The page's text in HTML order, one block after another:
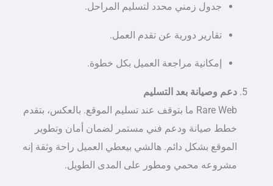
جدول زمني محدد لتسليم المراحل.
تقارير دورية عن تقدم العمل.
إمكانية مراجعة العميل بكل خطوة.
دعم وصيانة بعد التسليم
Rare Web ما بتوقف عند تسليم الموقع. بالعكس، بتقدم
خطط صيانة ودعم فني مستمر لضمان أمان وتطوير
الموقع بشكل دائم. هالشي بيعطي العميل راحة وثقة إنه
مشروعه محمي ومطور على المدى الطويل.